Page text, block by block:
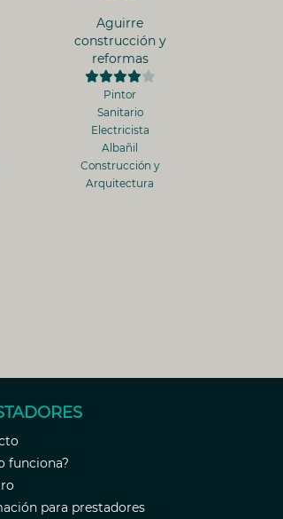
Aguirre
construcción y
reformas
Pintor
Sanitario
Electricista
Albañil
Construcción y
Arquitectura
funciona?
para prestadores